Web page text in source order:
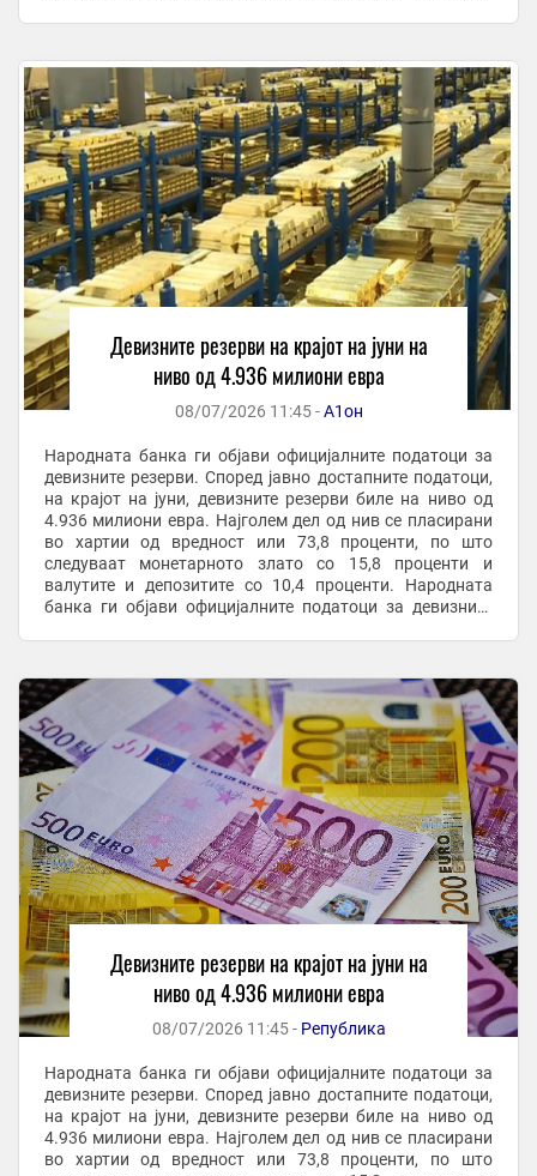
Девизните резерви на крајот на јуни на
ниво од 4.936 милиони евра
08/07/2026 11:45 -А1он
Народната банка ги објави официјалните податоци за
девизните резерви. Според јавно достапните податоци,
на крајот на јуни, девизните резерви биле на ниво од
4.936 милиони евра. Најголем дел од нив се пласирани
во хартии од вредност или 73,8 проценти, по што
следуваат монетарното злато со 15,8 проценти и
валутите и депозитите со 10,4 проценти. Народната
банка ги објави официјалните податоци за девизните
Девизните резерви на крајот на јуни на
ниво од 4.936 милиони евра
08/07/2026 11:45 - Република
Народната банка ги објави официјалните податоци за
девизните резерви. Според јавно достапните податоци,
на крајот на јуни, девизните резерви биле на ниво од
4.936 милиони евра. Најголем дел од нив се пласирани
во хартии од вредност или 73,8 проценти, по што